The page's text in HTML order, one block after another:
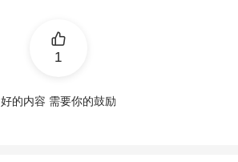
1
好的内容 需要你的鼓励